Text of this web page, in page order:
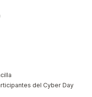
del Cyber Day